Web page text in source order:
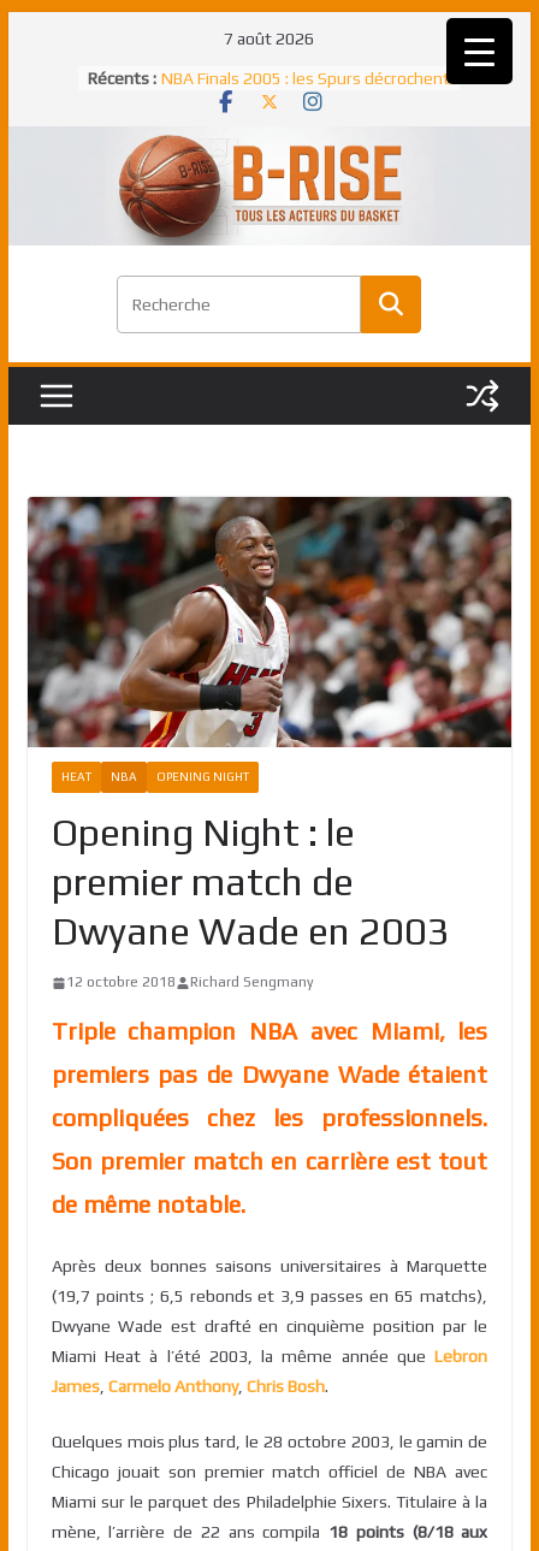
7 août 2026
Récents : meilleur défenseur d’une saison NBA
NBA Finals 2005 : les Spurs décrochent
face aux Pistons
NBA Finals 2021 : les Bucks et Giannis
Antetokounmpo triomphent, le Greek
Freek élu MVP
Shai Gilgeous-Alexander : son premier
match à plus de 40 points en NBA, le
canadien transcendant face aux Spurs
Pau Gasol dans l’histoire en 2002 :
l’année
HEAT NBA OPENING NIGHT
Opening Night : le
premier match de
Dwyane Wade en 2003
12 octobre 2018 Richard Sengmany
Triple champion NBA avec Miami, les
premiers pas de Dwyane Wade étaient
compliquées chez les professionnels.
Son premier match en carrière est tout
de même notable.
Après deux bonnes saisons universitaires à Marquette
(19,7 points ; 6,5 rebonds et 3,9 passes en 65 matchs),
Dwyane Wade est drafté en cinquième position par le
Miami Heat à l’été 2003, la même année queLebron
James, Carmelo Anthony, Chris Bosh.
Quelques mois plus tard, le 28 octobre 2003, le gamin de
Chicago jouait son premier match officiel de NBA avec
Miami sur le parquet des Philadelphie Sixers. Titulaire à la
mène, l’arrière de 22 ans compila 18 points (8/18 aux